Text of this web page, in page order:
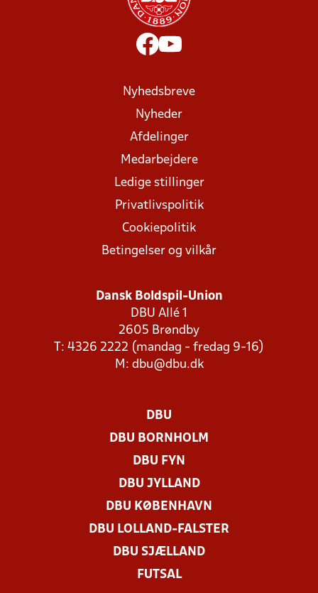
Nyhedsbreve
Nyheder
Afdelinger
Medarbejdere
Ledige stillinger
Privatlivspolitik
Cookiepolitik
Betingelser og vilkår
Dansk Boldspil-Union
DBU Allé 1
2605 Brøndby
T: 4326 2222 (mandag - fredag 9-16)
M: dbu@dbu.dk
DBU
DBU BORNHOLM
DBU FYN
DBU JYLLAND
DBU KØBENHAVN
DBU LOLLAND-FALSTER
DBU SJÆLLAND
FUTSAL